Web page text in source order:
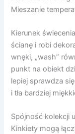
Mieszanie
Kierunek
ścianę i robi
wnęki, „wash”
punkt na obiekt
lepiej sprawdza
i tła bardziej
Spójność kolekcji
Kinkiety mogą